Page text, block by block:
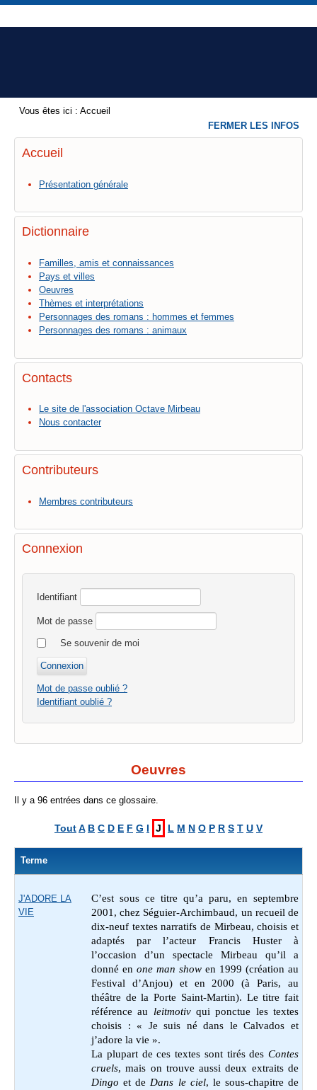
Vous êtes ici : Accueil
Accueil
Présentation générale
Dictionnaire
Familles, amis et connaissances
Pays et villes
Oeuvres
Thèmes et interprétations
Personnages des romans : hommes et femmes
Personnages des romans : animaux
Contacts
Le site de l'association Octave Mirbeau
Nous contacter
Contributeurs
Membres contributeurs
Connexion
Identifiant
Mot de passe
Se souvenir de moi
Mot de passe oublié ?
Identifiant oublié ?
Oeuvres
Il y a 96 entrées dans ce glossaire.
ToutA B C D E F G I J L M N O P R S T U V
Terme
J'ADORE LA
VIE
C’est sous ce titre qu’a paru, en septembre
2001, chez Séguier-Archimbaud, un recueil de
dix-neuf textes narratifs de Mirbeau, choisis et
adaptés par l’acteur Francis Huster à
l’occasion d’un spectacle Mirbeau qu’il a
donné en one man show en 1999 (création au
Festival d’Anjou) et en 2000 (à Paris, au
théâtre de la Porte Saint-Martin). Le titre fait
référence au leitmotivqui ponctue les textes
choisis : « Je suis né dans le Calvados et
j’adore la vie ».
La plupart de ces textes sont tirés des Contes
cruels, mais on trouve aussi deux extraits de
Dingo et deDans le ciel, le sous-chapitre de
FERMER LES INFOS